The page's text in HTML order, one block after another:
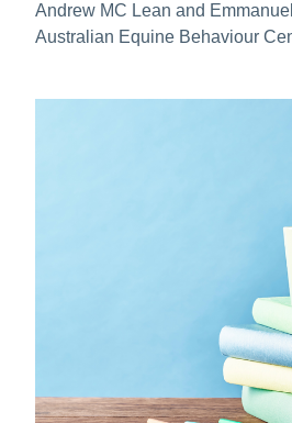
Andrew MC Lean and
Australian Equine Behaviour